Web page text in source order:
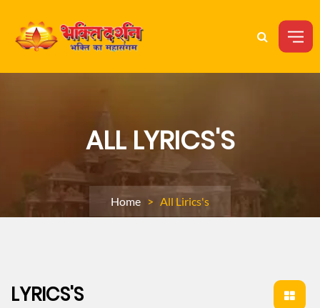
ALL LYRICS'S
Home > All Lirics's
LYRICS'S